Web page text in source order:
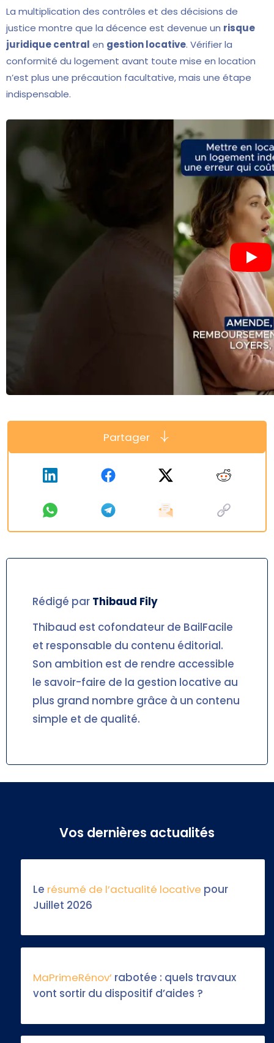
La multiplication des contrôles et des décisions de
justice montre que la décence est devenue un risque
juridique central en gestion locative. Vérifier la
conformité du logement avant toute mise en location
n’est plus une précaution facultative, mais une étape
indispensable.
Partager
Rédigé par Thibaud Fily
Thibaud est cofondateur de BailFacile
et responsable du contenu éditorial.
Son ambition est de rendre accessible
le savoir-faire de la gestion locative au
plus grand nombre grâce à un contenu
simple et de qualité.
Vos dernières actualités
Le résumé de l’actualité locative pour
Juillet 2026
MaPrimeRénov’ rabotée : quels travaux
vont sortir du dispositif d’aides ?